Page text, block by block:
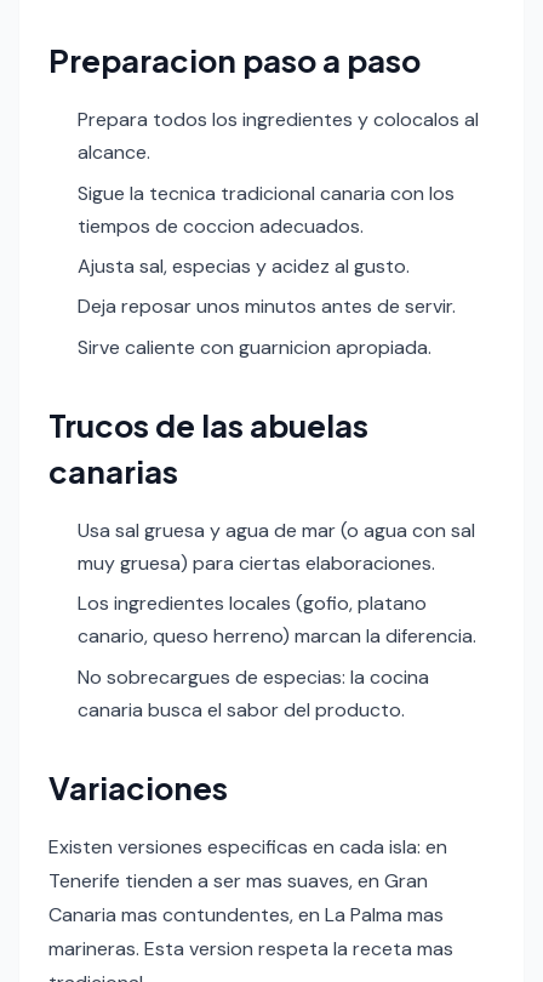
Preparacion paso a paso
Prepara todos los ingredientes y colocalos al
alcance.
Sigue la tecnica tradicional canaria con los
tiempos de coccion adecuados.
Ajusta sal, especias y acidez al gusto.
Deja reposar unos minutos antes de servir.
Sirve caliente con guarnicion apropiada.
Trucos de las abuelas
canarias
Usa sal gruesa y agua de mar (o agua con sal
muy gruesa) para ciertas elaboraciones.
Los ingredientes locales (gofio, platano
canario, queso herreno) marcan la diferencia.
No sobrecargues de especias: la cocina
canaria busca el sabor del producto.
Variaciones
Existen versiones especificas en cada isla: en
Tenerife tienden a ser mas suaves, en Gran
Canaria mas contundentes, en La Palma mas
marineras. Esta version respeta la receta mas